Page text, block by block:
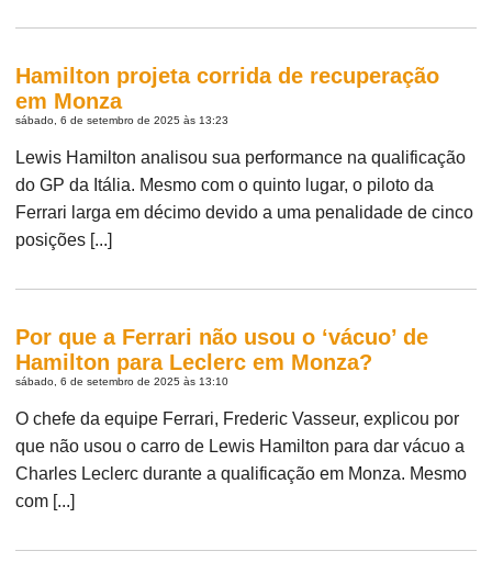
Hamilton projeta corrida de recuperação
em Monza
sábado, 6 de setembro de 2025 às 13:23
Lewis Hamilton analisou sua performance na qualificação
do GP da Itália. Mesmo com o quinto lugar, o piloto da
Ferrari larga em décimo devido a uma penalidade de cinco
posições [...]
Por que a Ferrari não usou o ‘vácuo’ de
Hamilton para Leclerc em Monza?
sábado, 6 de setembro de 2025 às 13:10
O chefe da equipe Ferrari, Frederic Vasseur, explicou por
que não usou o carro de Lewis Hamilton para dar vácuo a
Charles Leclerc durante a qualificação em Monza. Mesmo
com [...]